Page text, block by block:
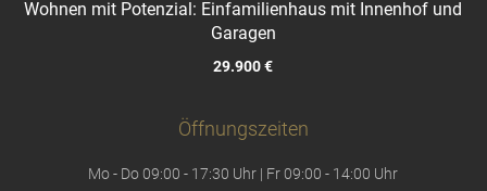
Wohnen mit Potenzial: Einfamilienhaus mit Innenhof und
Garagen
29.900 €
Öffnungszeiten
Mo - Do 09:00 - 17:30 Uhr | Fr 09:00 - 14:00 Uhr